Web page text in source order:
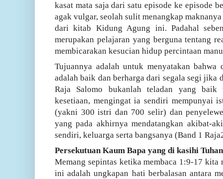
kasat mata saja dari satu episode ke episode
agak vulgar, seolah sulit menangkap
dari kitab Kidung Agung ini. Padahal
merupakan pelajaran yang berguna tentang
membicarakan kesucian hidup percintaan
Tujuannya adalah untuk menyatakan
adalah baik dan berharga dari segala segi jika
Raja Salomo bukanlah teladan yang
kesetiaan, mengingat ia sendiri mempunyai
(yakni 300 istri dan 700 selir) dan
yang pada akhirnya mendatangkan akibat-
sendiri, keluarga serta bangsanya (Band 1
Persekutuan Kaum Bapa yang di kasihi
Memang sepintas ketika membaca 1:9-17
ini adalah ungkapan hati berbalasan antara